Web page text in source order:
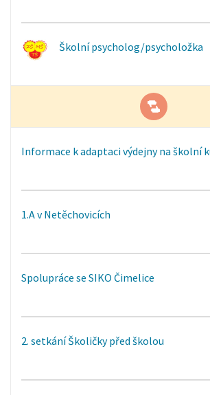
Školní psycholog/psycholožka
Informace k adaptaci výdejny na školní
1.A v Netěchovicích
Spolupráce se SIKO Čimelice
2. setkání Školičky před školou